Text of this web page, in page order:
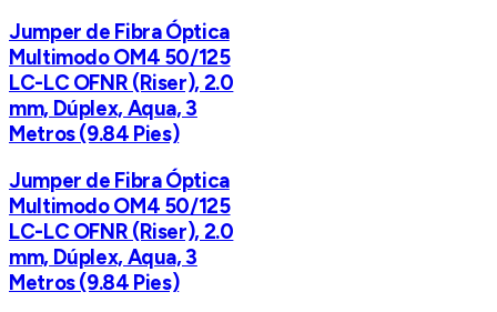
Jumper de Fibra Óptica
Multimodo OM4 50/125
LC-LC OFNR (Riser), 2.0
mm, Dúplex, Aqua, 3
Metros (9.84 Pies)
Jumper de Fibra Óptica
Multimodo OM4 50/125
LC-LC OFNR (Riser), 2.0
mm, Dúplex, Aqua, 3
Metros (9.84 Pies)